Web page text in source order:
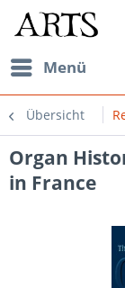
Menü
Übersicht
Organ
in France